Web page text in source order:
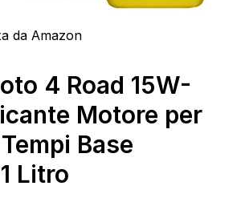
da Amazon
4 Road 15W-
Motore per
Base
Litro